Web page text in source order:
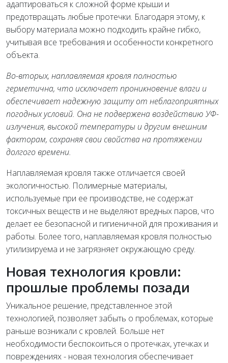
адаптироваться к сложной форме крыши и
предотвращать любые протечки. Благодаря этому, к
выбору материала можно подходить крайне гибко,
учитывая все требования и особенности конкретного
объекта.
Во-вторых, наплавляемая кровля полностью
герметична, что исключает проникновение влаги и
обеспечивает надежную защиту от неблагоприятных
погодных условий. Она не подвержена воздействию УФ-
излучения, высокой температуры и другим внешним
факторам, сохраняя свои свойства на протяжении
долгого времени.
Наплавляемая кровля также отличается своей
экологичностью. Полимерные материалы,
используемые при ее производстве, не содержат
токсичных веществ и не выделяют вредных паров, что
делает ее безопасной и гигиеничной для проживания и
работы. Более того, наплавляемая кровля полностью
утилизируема и не загрязняет окружающую среду.
Новая технология кровли:
прошлые проблемы позади
Уникальное решение, представленное этой
технологией, позволяет забыть о проблемах, которые
раньше возникали с кровлей. Больше нет
необходимости беспокоиться о протечках, утечках и
повреждениях - новая технология обеспечивает